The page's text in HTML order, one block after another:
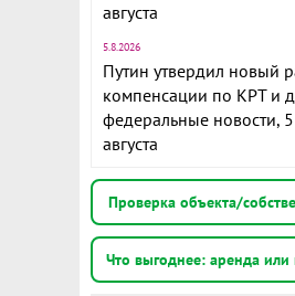
августа
5.8.2026
Путин утвердил новый
компенсации по КРТ и
федеральные новости, 5
августа
Проверка объекта/
Что выгоднее: аренда или